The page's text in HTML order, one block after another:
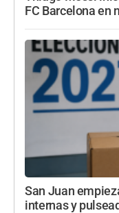
FC Barcelona en
San Juan
internas y